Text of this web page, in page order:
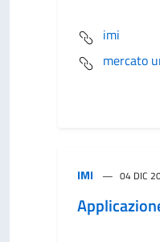
imi
mercato
IMI 04 DIC